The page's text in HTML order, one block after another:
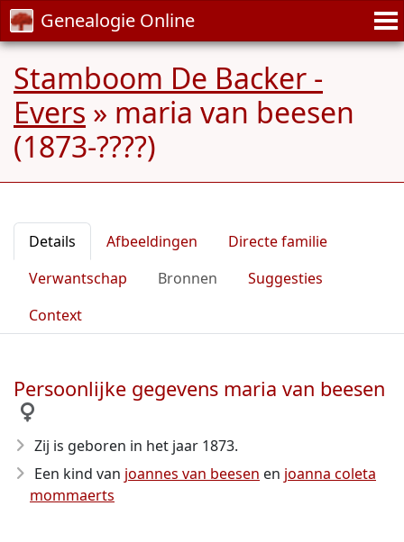
Genealogie Online
Stamboom De Backer -
Evers » maria van beesen
(1873-????)
Details Afbeeldingen
Directe familie
Verwantschap
Bronnen
Suggesties
Context
Persoonlijke gegevens maria van beesen
Zij is geboren in het jaar 1873.
Een kind van joannes van beesen en joanna coleta
mommaerts